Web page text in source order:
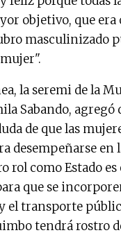
objetivo, que era
masculinizado
la seremi de la
Sabando, agregó
de que las
desempeñarse en
rol como Estado
que se
el transporte
tendrá rostro